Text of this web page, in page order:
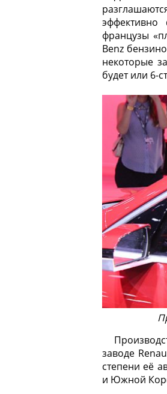
французы
Benz
некоторые
будет или 6-
заводе
степени её
и Южной